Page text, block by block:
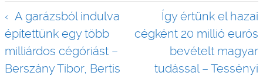
Bejegyzés
navigáció
A garázsból indulva
építettünk egy több
milliárdos cégóriást –
Berszány Tibor, Bertis
Így értünk el hazai
cégként 20 millió eurós
bevételt magyar
tudással – Tessényi